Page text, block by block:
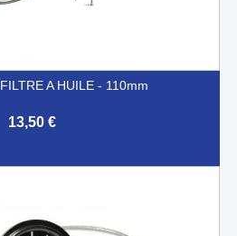
A HUILE - 110mm
13,50 €